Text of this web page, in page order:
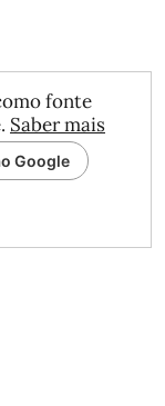
fonte
Saber mais
Google